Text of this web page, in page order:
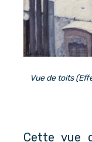
Vue de toits
Cette vue